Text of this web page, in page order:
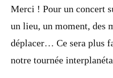
dit :
Merci ! Pour un concert
un lieu, un moment, des
déplacer… Ce sera plus
notre tournée